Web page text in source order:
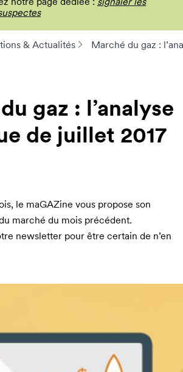
& Actualités Marché du gaz :
gaz : l’analyse
de juillet 2017
le maGAZine vous propose son
marché du mois précédent.
newsletter pour être certain de n’en